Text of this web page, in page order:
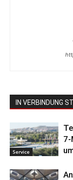
IN VERBINDUNG
Service
7-